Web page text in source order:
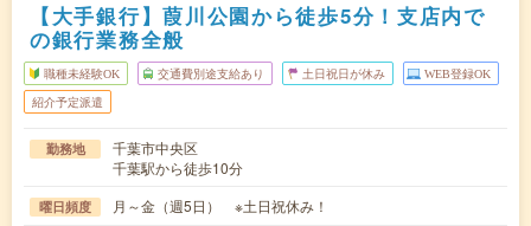
【大手銀行】葭川公園から徒歩5分！支店内で
の銀行業務全般
職種未経験OK 交通費別途支給あり 土日祝日が休み WEB登録OK
紹介予定派遣
勤務地
千葉市中央区
千葉駅から徒歩10分
曜日頻度 月～金（週5日） ※土日祝休み！